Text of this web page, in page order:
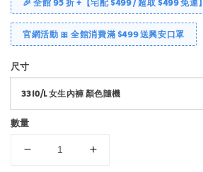
🎉 全館 95 折 +【宅配 $499 / 超取 $499 免運】
官網活動 🎀 全館消費滿 $499 送興安口罩
尺寸
數量